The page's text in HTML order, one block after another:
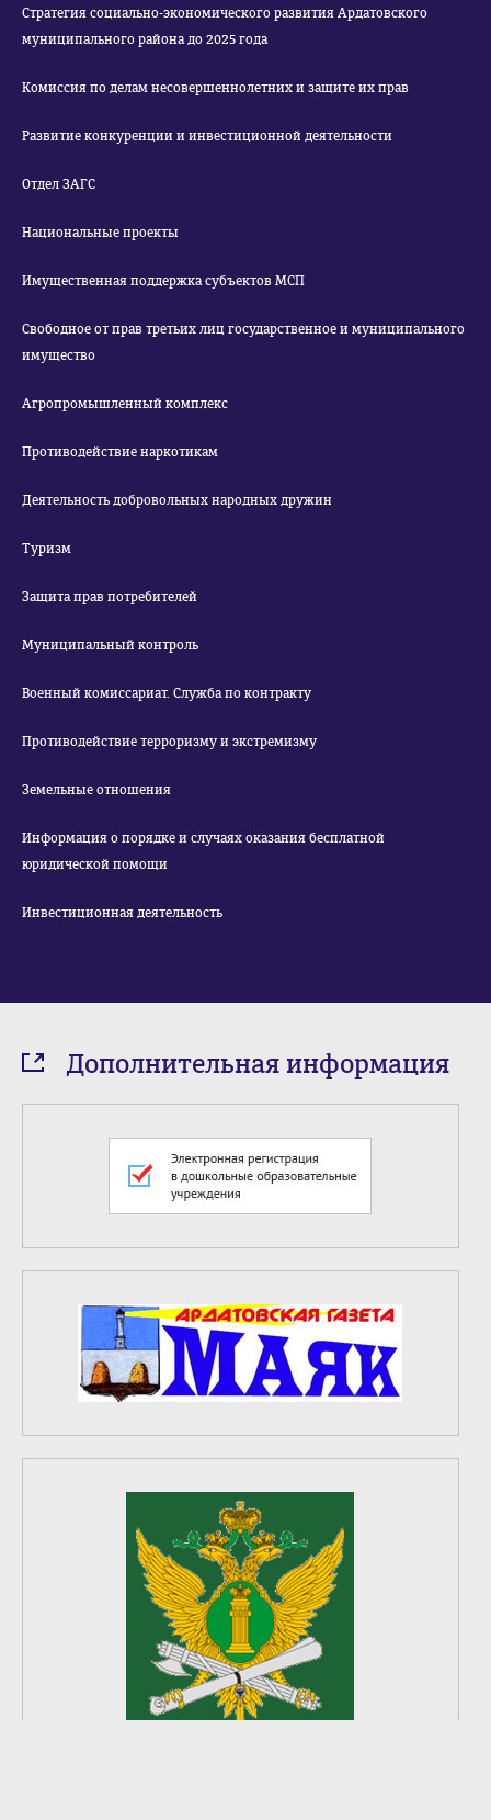
Стратегия социально-экономического развития Ардатовского
муниципального района до 2025 года
Комиссия по делам несовершеннолетних и защите их прав
Развитие конкуренции и инвестиционной деятельности
Отдел ЗАГС
Национальные проекты
Имущественная поддержка субъектов МСП
Свободное от прав третьих лиц государственное и муниципального
имущество
Агропромышленный комплекс
Противодействие наркотикам
Деятельность добровольных народных дружин
Туризм
Защита прав потребителей
Муниципальный контроль
Военный комиссариат. Служба по контракту
Противодействие терроризму и экстремизму
Земельные отношения
Информация о порядке и случаях оказания бесплатной
юридической помощи
Инвестиционная деятельность
Дополнительная информация